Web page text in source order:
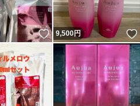
いいね！
9,500円